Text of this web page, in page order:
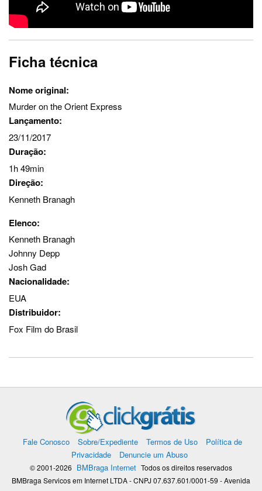
Ficha técnica
Nome original:
Murder on the Orient Express
Lançamento:
23/11/2017
Duração:
1h 49min
Direção:
Kenneth Branagh
Elenco:
Kenneth Branagh
Johnny Depp
Josh Gad
Nacionalidade:
EUA
Distribuidor:
Fox Film do Brasil
Fale Conosco Sobre/Expediente Termos de Uso
Política de
Privacidade
Denuncie um Abuso
© 2001-2026 BMBraga Internet Todos os direitos reservados
BMBraga Servicos em Internet LTDA - CNPJ 07.637.601/0001-59 - Avenida